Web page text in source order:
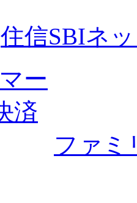
住信SBIネ
ファミ